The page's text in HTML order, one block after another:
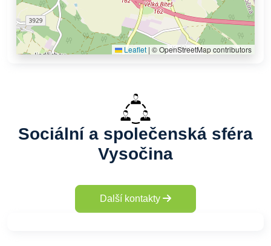
Leaflet | © OpenStreetMap contributors
Sociální a společenská sféra
Vysočina
Další kontakty